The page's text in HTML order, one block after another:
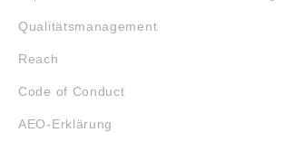
Qualitätsmanagement
Reach
Code of Conduct
AEO-Erklärung